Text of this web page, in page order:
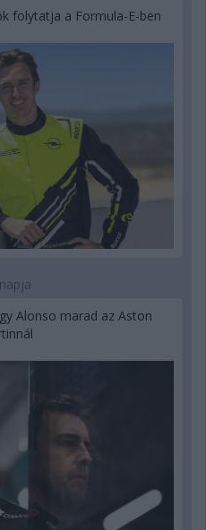
folytatja a Formula-E-ben
Alonso marad az Aston